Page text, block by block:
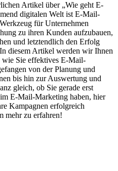
Artikel über „Wie geht E-
digitalen Welt ist E-Mail-
für Unternehmen
zu ihren Kunden aufzubauen,
und letztendlich den Erfolg
diesem Artikel werden wir Ihnen
wie Sie effektives E-Mail-
von der Planung und
bis hin zur Auswertung und
gleich, ob Sie gerade erst
E-Mail-Marketing haben, hier
Kampagnen erfolgreich
mehr zu erfahren!